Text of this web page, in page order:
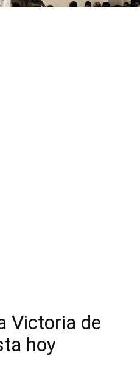
Victoria de
hoy